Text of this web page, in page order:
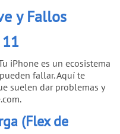
y Fallos
iPhone es un ecosistema
fallar. Aquí te
suelen dar problemas y
(Flex de